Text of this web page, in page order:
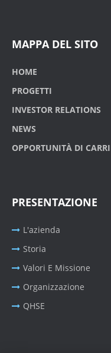
MAPPA DEL SITO
HOME
PROGETTI
INVESTOR RELATIONS
NEWS
OPPORTUNITÀ DI
PRESENTAZIONE
L'azienda
Storia
Valori E Missione
Organizzazione
QHSE